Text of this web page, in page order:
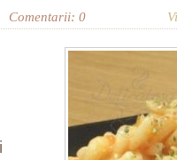
Comentarii: 0